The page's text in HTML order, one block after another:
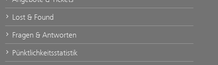
Lost & Found
Fragen & Antworten
Pünktlichkeitsstatistik